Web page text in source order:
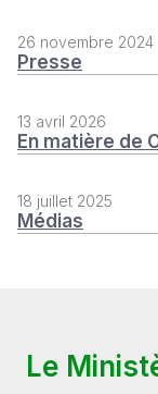
26 novembre 2024
Presse
13 avril 2026
En matière de
18 juillet 2025
Médias
Le